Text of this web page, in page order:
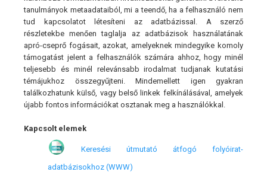
tanulmányok metaadataiból, mi a teendő, ha a felhasználó nem
tud kapcsolatot létesíteni az adatbázissal. A szerző
részletekbe menően taglalja az adatbázisok használatának
apró-cseprő fogásait, azokat, amelyeknek mindegyike komoly
támogatást jelent a felhasználók számára ahhoz, hogy minél
teljesebb és minél relevánsabb irodalmat tudjanak kutatási
témájukhoz összegyűjteni. Mindemellett igen gyakran
találkozhatunk külső, vagy belső linkek felkínálásával, amelyek
újabb fontos információkat osztanak meg a használókkal.
Kapcsolt elemek
Keresési útmutató átfogó folyóirat-
adatbázisokhoz (WWW)